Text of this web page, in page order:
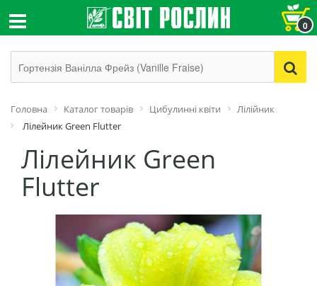
0
Головна Каталог товарів Цибулинні квіти
Лілійник
Лілейник Green Flutter
Лілейник Green
Flutter